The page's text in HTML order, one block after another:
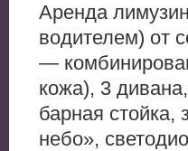
Аренда
водителем) от
—
кожа), 3
барная стойка,
небо»,